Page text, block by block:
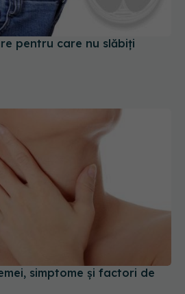
pentru care nu slăbiți
simptome și factori de